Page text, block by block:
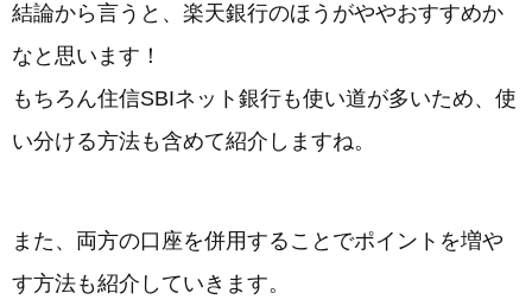
結論から言うと、楽天銀行のほうがややおすすめか
なと思います！
もちろん住信SBIネット銀行も使い道が多いため、使
い分ける方法も含めて紹介しますね。
また、両方の口座を併用することでポイントを増や
す方法も紹介していきます。